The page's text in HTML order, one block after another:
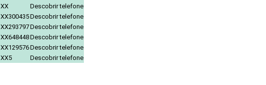
XX
Descobrir telefone
XX300435Descobrir telefone
XX293797Descobrir telefone
XX648448Descobrir telefone
XX129576Descobrir telefone
XX5
Descobrir telefone